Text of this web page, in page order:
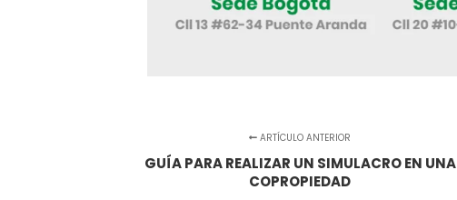
ARTÍCULO ANTERIOR
GUÍA PARA REALIZAR UN SIMULACRO EN UNA
COPROPIEDAD